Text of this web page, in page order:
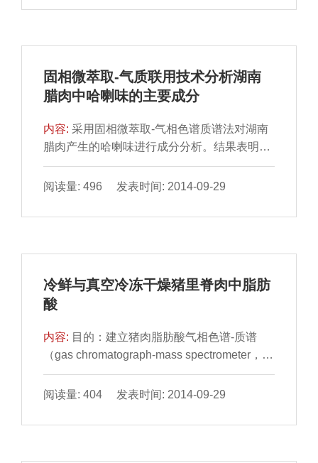
固相微萃取-气质联用技术分析湖南
腊肉中哈喇味的主要成分
内容:采用固相微萃取-气相色谱质谱法对湖南
腊肉产生的哈喇味进行成分分析。结果表明，
3-辛烯-2-酮、反-2- 辛醛、2-十三烯醛、2,4-葵
二烯醛是腊...
阅读量: 496 发表时间: 2014-09-29
冷鲜与真空冷冻干燥猪里脊肉中脂肪
酸
内容: 目的：建立猪肉脂肪酸气相色谱-质谱
（gas chromatograph-mass spectrometer，
GC-MS）检测方法，并对冷 鲜和真空冷冻干
燥猪肉中脂肪进行...
阅读量: 404 发表时间: 2014-09-29